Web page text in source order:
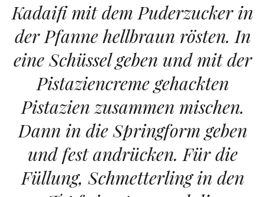
Kadaifi mit dem Puderzucker in
der Pfanne hellbraun rösten. In
eine Schüssel geben und mit der
Pistaziencreme gehackten
Pistazien zusammen mischen.
Dann in die Springform geben
und fest andrücken. Für die
Füllung, Schmetterling in den